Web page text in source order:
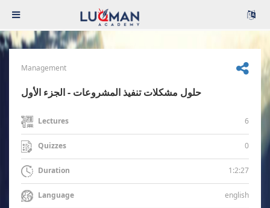
Management
حلول مشكلات تنفيذ المشروعات - الجزء الأول
Lectures 6
Quizzes 0
Duration 1:2:27
Language english